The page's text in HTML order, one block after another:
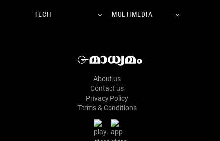
TECH MULTIMEDIA
About us
Contact us
Privacy Policy
Terms & Conditions